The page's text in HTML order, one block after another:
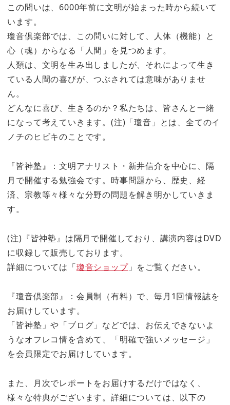
この問いは、6000年前に文明が始まった時から続いて
います。
瓊音倶楽部では、この問いに対して、人体（機能）と
心（魂）からなる「人間」を見つめます。
人類は、文明を生み出しましたが、それによって生き
ている人間の喜びが、つぶされては意味がありませ
ん。
どんなに喜び、生きるのか？私たちは、皆さんと一緒
になって考えていきます。(注)「瓊音」とは、全てのイ
ノチのヒビキのことです。
『皆神塾』：文明アナリスト・新井信介を中心に、隔
月で開催する勉強会です。時事問題から、歴史、経
済、宗教等々様々な分野の問題を解き明かしていきま
す。
(注)『皆神塾』は隔月で開催しており、講演内容はDVD
に収録して販売しております。
詳細については「瓊音ショップ」をご覧ください。
『瓊音倶楽部』：会員制（有料）で、毎月1回情報誌を
お届けしています。
「皆神塾」や「ブログ」などでは、お伝えできないよ
うなオフレコ情を含めて、「明確で強いメッセージ」
を会員限定でお届けしています。
また、月次でレポートをお届けするだけではなく、
様々な特典がございます。詳細については、以下の